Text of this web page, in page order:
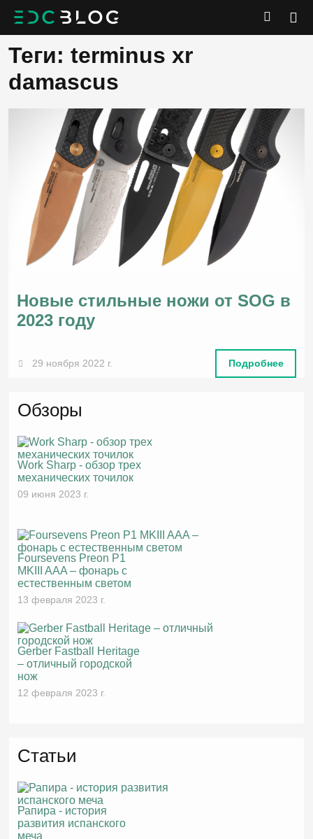
Теги: terminus xr
damascus
Новые стильные ножи от SOG в
2023 году
29 ноября 2022 г. Подробнее
Обзоры
Work Sharp - обзор трех
механических точилок
09 июня 2023 г.
Foursevens Preon P1
MKIII AAA – фонарь с
естественным светом
13 февраля 2023 г.
Gerber Fastball Heritage
– отличный городской
нож
12 февраля 2023 г.
Статьи
Рапира - история
развития испанского
меча